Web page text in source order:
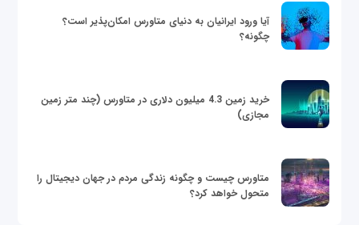
آیا ورود ایرانیان به دنیای متاورس امکان‌پذیر است؟
چگونه؟
خرید زمین 4.3 میلیون دلاری در متاورس (چند متر زمین
مجازی)
متاورس چیست و چگونه زندگی مردم در جهان دیجیتال را
متحول خواهد کرد؟